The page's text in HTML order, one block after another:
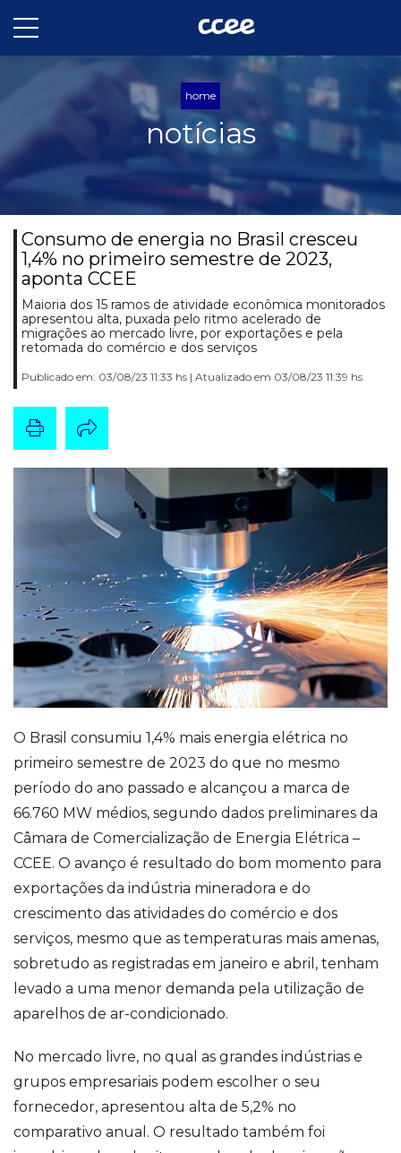
home
notícias
Consumo de energia no Brasil cresceu
1,4% no primeiro semestre de 2023,
aponta CCEE
Maioria dos 15 ramos de atividade econômica monitorados
apresentou alta, puxada pelo ritmo acelerado de
migrações ao mercado livre, por exportações e pela
retomada do comércio e dos serviços
Publicado em: 03/08/23 11:33 hs | Atualizado em 03/08/23 11:39 hs
O Brasil consumiu 1,4% mais energia elétrica no
primeiro semestre de 2023 do que no mesmo
período do ano passado e alcançou a marca de
66.760 MW médios, segundo dados preliminares da
Câmara de Comercialização de Energia Elétrica –
CCEE. O avanço é resultado do bom momento para
exportações da indústria mineradora e do
crescimento das atividades do comércio e dos
serviços, mesmo que as temperaturas mais amenas,
sobretudo as registradas em janeiro e abril, tenham
levado a uma menor demanda pela utilização de
aparelhos de ar-condicionado.
No mercado livre, no qual as grandes indústrias e
grupos empresariais podem escolher o seu
fornecedor, apresentou alta de 5,2% no
comparativo anual. O resultado também foi